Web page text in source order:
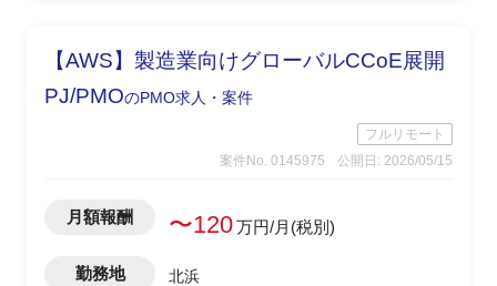
【AWS】製造業向けグローバルCCoE展開
PJ/PMOのPMO求人・案件
フルリモート
案件No. 0145975
公開日: 2026/05/15
月額報酬 〜120万円/月(税別)
勤務地 北浜